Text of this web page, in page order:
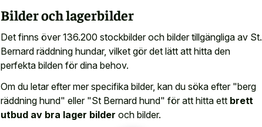
Bilder och lagerbilder
Det finns över 136.200 stockbilder och bilder tillgängliga av St.
Bernard räddning hundar, vilket gör det lätt att hitta den
perfekta bilden för dina behov.
Om du letar efter mer specifika bilder, kan du söka efter "berg
räddning hund" eller "St Bernard hund" för att hitta ett brett
utbud av bra lager bilder och bilder.